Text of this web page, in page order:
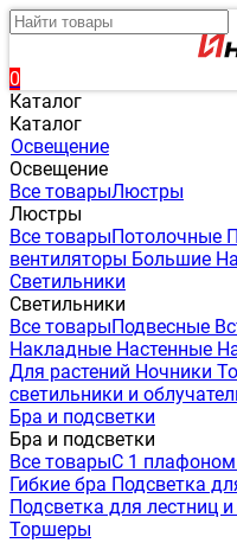
0
Каталог
Каталог
Освещение
Освещение
Все товарыЛюстры
Люстры
Все товарыПотолочные
вентиляторы Большие
Светильники
Светильники
Все товарыПодвесные
Накладные Настенные
Для растений Ночники
светильники и
Бра и подсветки
Бра и подсветки
Все товарыС 1 плафоном
Гибкие бра Подсветка
Подсветка для лестниц и
Торшеры